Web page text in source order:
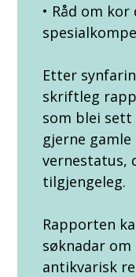
• Råd om
Etter
skriftleg
som blei
gjerne
vernestatus,
tilgjengeleg.
Rapporten
søknadar
antikvarisk